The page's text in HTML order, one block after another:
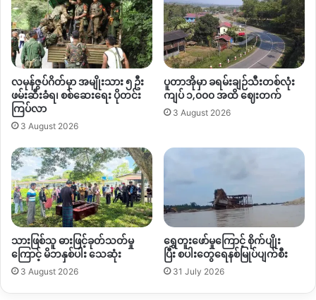
လမုန်ဇွပ်ဂိတ်မှာ အမျိုးသား ၅ ဦး
ဖမ်းဆီးခံရ၊ စစ်ဆေးရေး ပိုတင်း
ကြပ်လာ
3 August 2026
ပူတာအိုမှာ ခရမ်းချဉ်သီးတစ်လုံး
ကျပ် ၁,၀၀၀ အထိ ဈေးတက်
3 August 2026
သားဖြစ်သူ ဓားဖြင့်ခုတ်သတ်မှု
ကြောင့် မိဘနှစ်ပါး သေဆုံး
3 August 2026
ရွှေတူးဖော်မှုကြောင့် စိုက်ပျိုး
ပြီး စပါးတွေရေနစ်မြုပ်ပျက်စီး
31 July 2026